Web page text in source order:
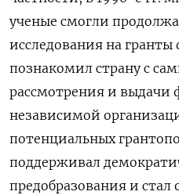
ученые смогли
исследования на
познакомил страну с
рассмотрения и выдачи
независимой
потенциальных
поддерживал
предобразования и стал